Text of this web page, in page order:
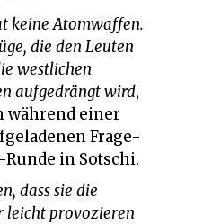
die den Leuten
westlichen
aufgedrängt wird,
während einer
Frage-
in Sotschi.
leicht provozieren